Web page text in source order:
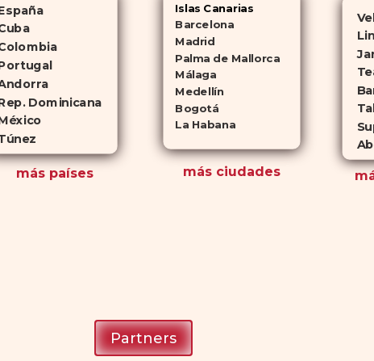
Dominicana
más países
Islas Canarias
Barcelona
Madrid
Palma de Mallorca
Málaga
Medellín
Bogotá
La Habana
más ciudades
Partners